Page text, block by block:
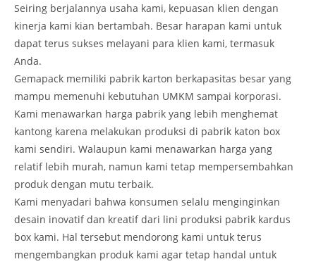
Seiring berjalannya usaha kami, kepuasan klien dengan
kinerja kami kian bertambah. Besar harapan kami untuk
dapat terus sukses melayani para klien kami, termasuk
Anda.
Gemapack memiliki pabrik karton berkapasitas besar yang
mampu memenuhi kebutuhan UMKM sampai korporasi.
Kami menawarkan harga pabrik yang lebih menghemat
kantong karena melakukan produksi di pabrik katon box
kami sendiri. Walaupun kami menawarkan harga yang
relatif lebih murah, namun kami tetap mempersembahkan
produk dengan mutu terbaik.
Kami menyadari bahwa konsumen selalu menginginkan
desain inovatif dan kreatif dari lini produksi pabrik kardus
box kami. Hal tersebut mendorong kami untuk terus
mengembangkan produk kami agar tetap handal untuk